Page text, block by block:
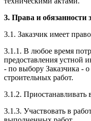
3. Права и обязанности
3.1. Заказчик имеет
3.1.1. В любое время
предоставления устной
- по выбору Заказчика - о
строительных работ.
3.1.2. Приостанавливать
3.1.3. Участвовать в